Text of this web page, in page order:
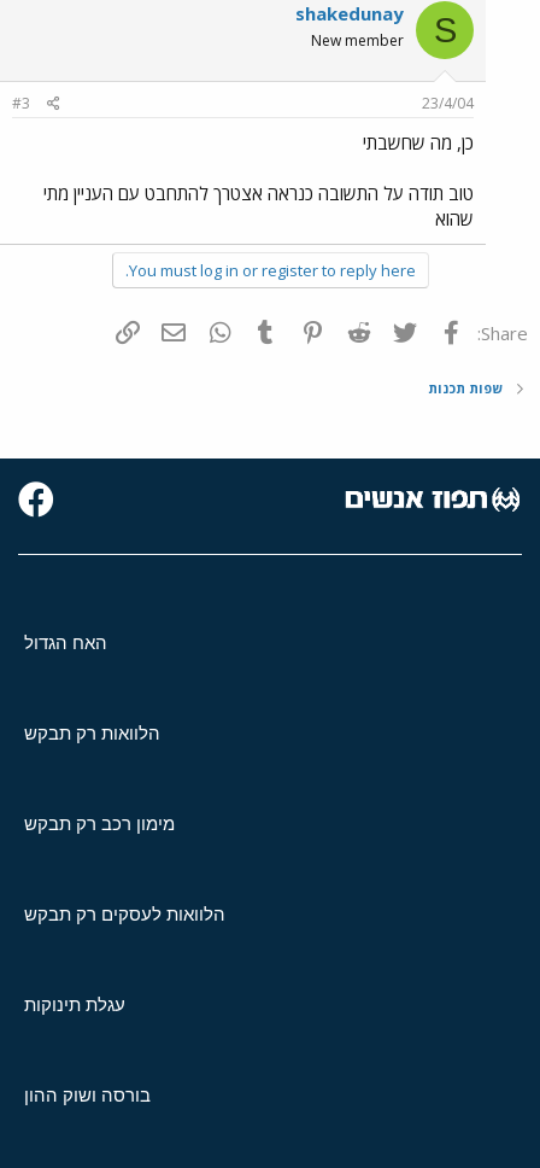
S
shakedunay
New member
23/4/04
#3
כן, מה שחשבתי
טוב תודה על התשובה כנראה אצטרך להתחבט עם העניין מתי
שהוא
You must log in or register to reply here.
Share: פייסבוק Twitter
Reddit
Pinterest
Tumblr
WhatsAppדואר אלקטרוני
שפות תכנות
האח הגדול
הלוואות רק תבקש
מימון רכב רק תבקש
הלוואות לעסקים רק תבקש
עגלת תינוקות
בורסה ושוק ההון